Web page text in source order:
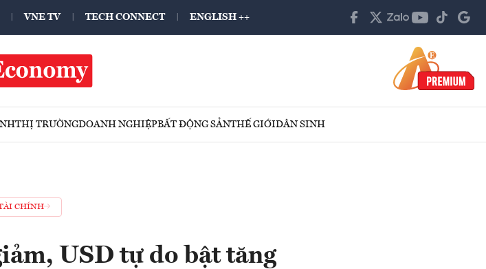
VNE TV TECH CONNECT ENGLISH ++
THỊ TRƯỜNGDOANH NGHIỆPBẤT ĐỘNG SẢNTHẾ GIỚIDÂN SINH
CHÍNH
USD tự do bật tăng